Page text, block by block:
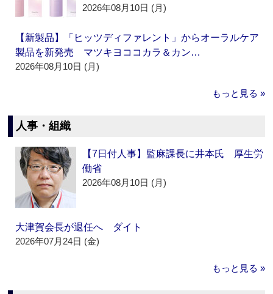
2026年08月10日 (月)
【新製品】「ヒッツディファレント」からオーラルケア
製品を新発売 マツキヨココカラ＆カン…
2026年08月10日 (月)
もっと見る »
人事・組織
【7日付人事】監麻課長に井本氏 厚生労
働省
2026年08月10日 (月)
大津賀会長が退任へ ダイト
2026年07月24日 (金)
もっと見る »